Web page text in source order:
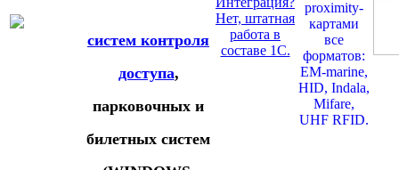
систем контроля
доступа,
парковочных и
билетных систем